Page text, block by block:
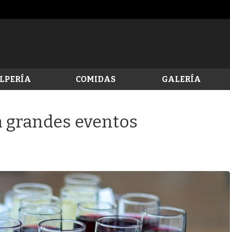
COMIDAS GALERÍA
eventos